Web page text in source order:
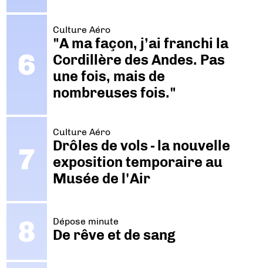
Culture Aéro
"A ma façon, j’ai franchi la
Cordillère des Andes. Pas
une fois, mais de
nombreuses fois."
Culture Aéro
Drôles de vols - la nouvelle
exposition temporaire au
Musée de l'Air
Dépose minute
De rêve et de sang